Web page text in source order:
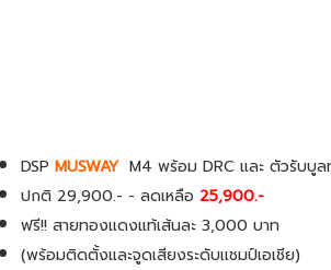
DSP MUSWAYM4 พร้อม DRC และ ตัวรับบูล
ปกติ 29,900.- - ลดเหลือ 25,900.-
ฟรี!! สายทองแดงแท้เส้นละ 3,000 บาท
(พร้อมติดตั้งและจูดเสียงระดับเเชมป์เอเชีย)